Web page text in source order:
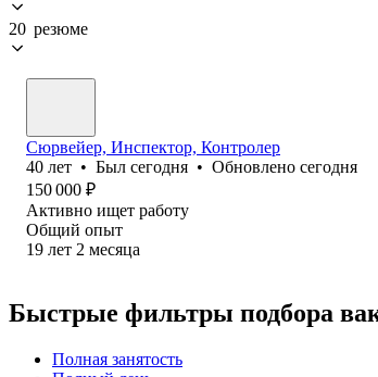
20 резюме
Сюрвейер, Инспектор, Контролер
40 лет • Был сегодня • Обновлено сегодня
150 000 ₽
Активно ищет работу
Общий опыт
19 лет 2 месяца
Быстрые фильтры подбора
Полная занятость